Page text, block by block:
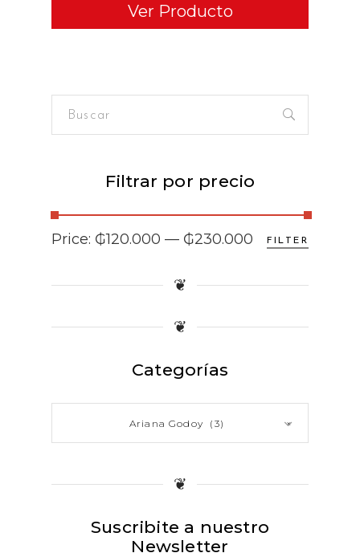
Ver Producto
Buscar
Filtrar por precio
Min
Max
FILTER
Price: ₲120.000 — ₲230.000
❦
❦
Categorías
×
Ariana Godoy (3)
❦
Suscribite a nuestro
Newsletter